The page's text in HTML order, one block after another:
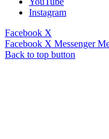
Instagram
Facebook X
Facebook X Messenger
Back to top button